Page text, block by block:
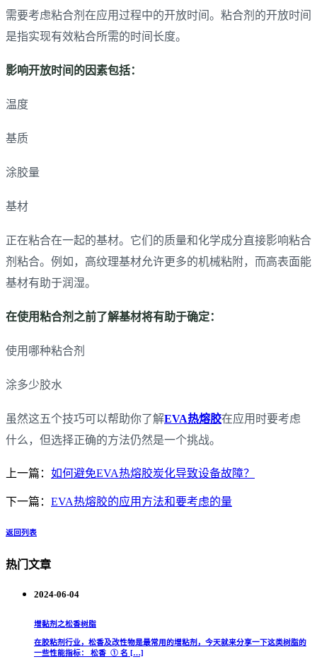
需要考虑粘合剂在应用过程中的开放时间。粘合剂的开放时间
是指实现有效粘合所需的时间长度。
影响开放时间的因素包括：
温度
基质
涂胶量
基材
正在粘合在一起的基材。它们的质量和化学成分直接影响粘合
剂粘合。例如，高纹理基材允许更多的机械粘附，而高表面能
基材有助于润湿。
在使用粘合剂之前了解基材将有助于确定：
使用哪种粘合剂
涂多少胶水
虽然这五个技巧可以帮助你了解EVA热熔胶在应用时要考虑
什么，但选择正确的方法仍然是一个挑战。
上一篇： 如何避免EVA热熔胶炭化导致设备故障？
下一篇： EVA热熔胶的应用方法和要考虑的量
返回列表
热门文章
2024-06-04
增黏剂之松香树脂
在胶粘剂行业，松香及改性物是最常用的增粘剂，今天就来分享一下这类树脂的
一些性能指标： 松香 ① 名 […]